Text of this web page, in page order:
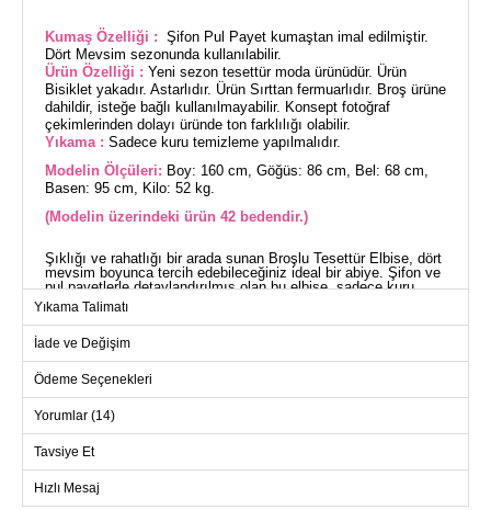
Kumaş Özelliği : Şifon Pul Payet kumaştan imal edilmiştir.
Dört Mevsim sezonunda kullanılabilir.
Ürün Özelliği : Yeni sezon tesettür moda ürünüdür. Ürün
Bisiklet yakadır. Astarlıdır. Ürün Sırttan fermuarlıdır. Broş ürüne
dahildir, isteğe bağlı kullanılmayabilir. Konsept fotoğraf
çekimlerinden dolayı üründe ton farklılığı olabilir.
Yıkama : Sadece kuru temizleme yapılmalıdır.
Modelin Ölçüleri: Boy: 160 cm, Göğüs: 86 cm, Bel: 68 cm,
Basen: 95 cm, Kilo: 52 kg.
(Modelin üzerindeki ürün 42 bedendir.)
Şıklığı ve rahatlığı bir arada sunan Broşlu Tesettür Elbise, dört
mevsim boyunca tercih edebileceğiniz ideal bir abiye. Şifon ve
pul payetlerle detaylandırılmış olan bu elbise, sadece kuru
temizleme ile temizlenmelidir. Astarlı yapısı ve bisiklet yaka
tasarımı ile konforu artırırken, arka kısmındaki fermuar kolay
kullanım sağlar. Ürüne dahil olan şık broşu ile gerekli her
durumda zarafetinizi ön plana çıkarabilirsiniz.
ABİYE BEDEN ÖLÇÜLERİ
(CM)
Beden
Göğüs
Boy
38
98
138
Yıkama Talimatı
İade ve Değişim
Ödeme Seçenekleri
Yorumlar (14)
Tavsiye Et
Hızlı Mesaj